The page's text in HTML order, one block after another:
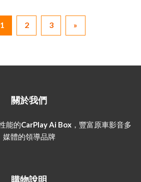
1 2 3 »
關於我們
能的CarPlay Ai Box，豐富原車影音多
媒體的領導品牌